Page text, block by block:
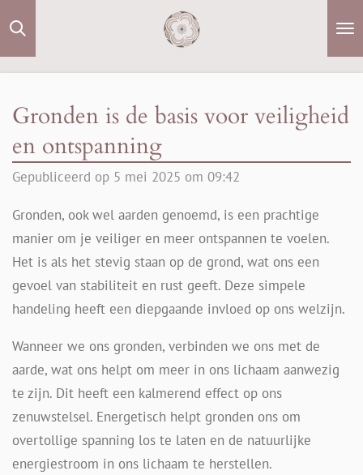
Ga
hoofdinhoud
Gronden is de basis voor veiligheid
en ontspanning
Gepubliceerd op 5 mei 2025 om 09:42
Gronden, ook wel aarden genoemd, is een prachtige
manier om je veiliger en meer ontspannen te voelen.
Het is als het stevig staan op de grond, wat ons een
gevoel van stabiliteit en rust geeft. Deze simpele
handeling heeft een diepgaande invloed op ons welzijn.
Wanneer we ons gronden, verbinden we ons met de
aarde, wat ons helpt om meer in ons lichaam aanwezig
te zijn. Dit heeft een kalmerend effect op ons
zenuwstelsel. Energetisch helpt gronden ons om
overtollige spanning los te laten en de natuurlijke
energiestroom in ons lichaam te herstellen.